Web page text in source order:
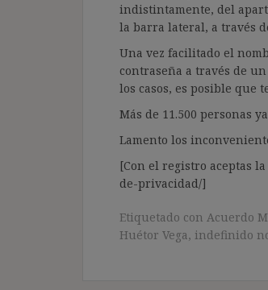
indistintamente, del
la barra lateral, a través del
Una vez facilitado el
contraseña a través de
los casos, es posible que
Más de 11.500 personas
Lamento los
[Con el registro aceptas
de-privacidad/]
Etiquetado con Acuerdo
Huétor Vega, indefinido